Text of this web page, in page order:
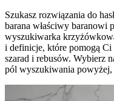
Szukasz rozwiązania do
barana właściwy baranowi
wyszukiwarka
i definicje, które pomogą
szarad i rebusów. Wybierz
pól wyszukiwania powyżej,